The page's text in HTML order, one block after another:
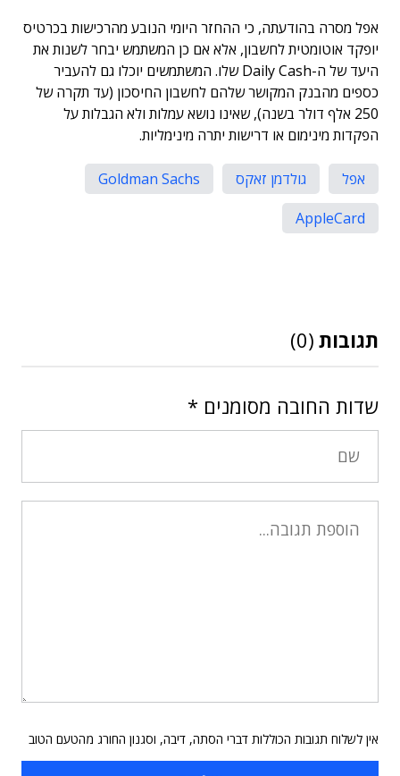
אפל מסרה בהודעתה, כי ההחזר היומי הנובע מהרכישות בכרטיס
יופקד אוטומטית לחשבון, אלא אם כן המשתמש יבחר לשנות את
היעד של ה-Daily Cash שלו. המשתמשים יוכלו גם להעביר
כספים מהבנק המקושר שלהם לחשבון החיסכון (עד תקרה של
250 אלף דולר בשנה), שאינו נושא עמלות ולא הגבלות על
הפקדות מינימום או דרישות יתרה מינימליות.
אפל גולדמן זאקס
Goldman Sachs
AppleCard
תגובות (0)
שדות החובה מסומנים *
אין לשלוח תגובות הכוללות דברי הסתה, דיבה, וסגנון החורג מהטעם הטוב